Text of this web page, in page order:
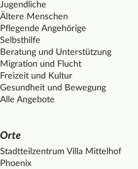
Jugendliche
Ältere Menschen
Pflegende Angehörige
Selbsthilfe
Beratung und Unterstützung
Migration und Flucht
Freizeit und Kultur
Gesundheit und Bewegung
Alle Angebote
Orte
Stadtteilzentrum Villa Mittelhof
Phoenix